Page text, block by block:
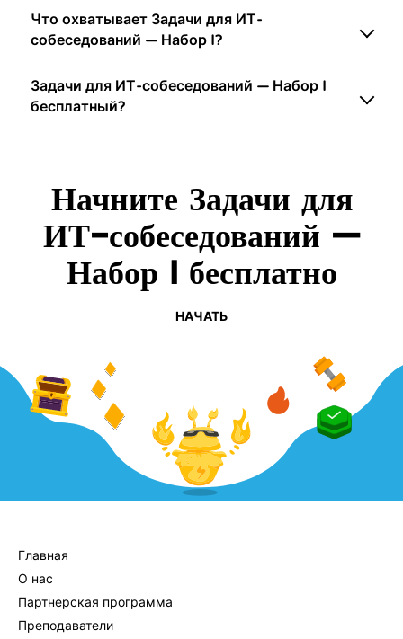
Что охватывает Задачи для ИТ-
собеседований — Набор I?
Задачи для ИТ-собеседований — Набор I
бесплатный?
Начните Задачи для
ИТ-собеседований —
Набор I бесплатно
НАЧАТЬ
Главная
О нас
Партнерская программа
Преподаватели